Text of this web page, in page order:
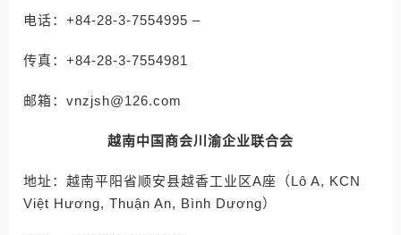
电话：+84-28-3-7554995 –
传真：+84-28-3-7554981
邮箱：vnzjsh@126.com
越南中国商会川渝企业联合会
地址：越南平阳省顺安县越香工业区A座（Lô A, KCN
Việt Hương, Thuận An, Bình Dương）